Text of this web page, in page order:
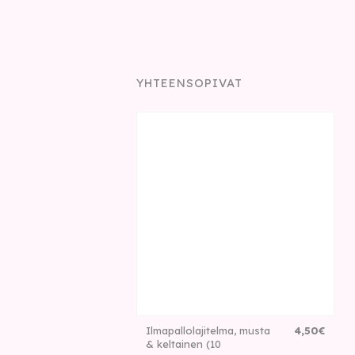
YHTEENSOPIVAT
Ilmapallolajitelma, musta
& keltainen (10
4,50€